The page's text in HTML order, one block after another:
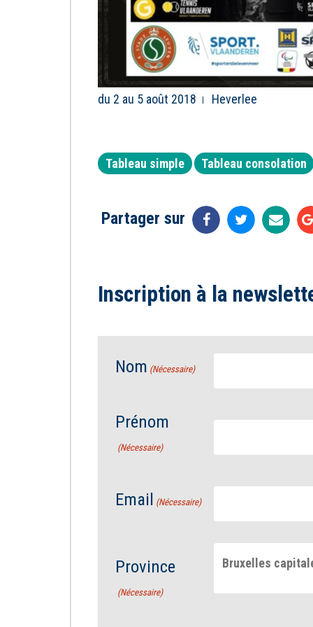
du 2 au 5 août 2018 Heverlee
Tableau simple Tableau consolation
Partager sur
Inscription à la
Nom (Nécessaire)
Prénom
(Nécessaire)
Email (Nécessaire)
Province
(Nécessaire)
Bruxelles